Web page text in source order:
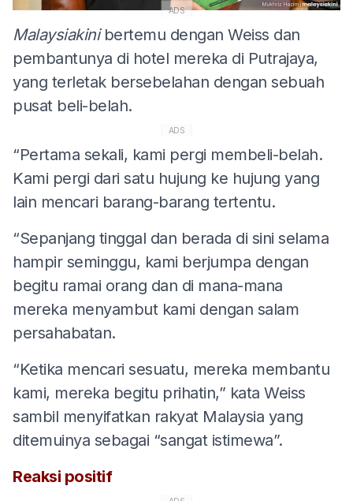
ADS
Malaysiakinibertemu dengan Weiss dan
pembantunya di hotel mereka di Putrajaya,
yang terletak bersebelahan dengan sebuah
pusat beli-belah.
ADS
“Pertama sekali, kami pergi membeli-belah.
Kami pergi dari satu hujung ke hujung yang
lain mencari barang-barang tertentu.
“Sepanjang tinggal dan berada di sini selama
hampir seminggu, kami berjumpa dengan
begitu ramai orang dan di mana-mana
mereka menyambut kami dengan salam
persahabatan.
“Ketika mencari sesuatu, mereka membantu
kami, mereka begitu prihatin,” kata Weiss
sambil menyifatkan rakyat Malaysia yang
ditemuinya sebagai “sangat istimewa”.
Reaksi positif